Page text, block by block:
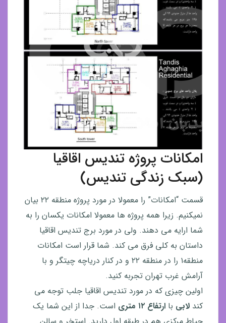
امکانات پروژه تندیس اقاقیا
(سبک زندگی تندیس)
قسمت “امکانات” را معمولا در مورد پروژه منطقه ۲۲ بیان
نمیکنیم. زیرا همه پروژه ها معمولا امکانات یکسان را به
شما ارایه می دهند. ولی در مورد برج تندیس اقاقیا
داستان به کلی فرق می کند. شما قرار است امکانات
منطقه۱ را در منطقه ۲۲ و در کنار دریاچه چیتگر و با
آرامش غرب تهران تجربه کنید.
اولین چیزی که در مورد تندیس اقاقیا جلب توجه می
کند لابی با ارتفاع ۱۲ متری
است. جدا از این شما یک